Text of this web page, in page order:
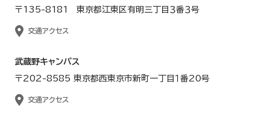
〒135-8181 東京都江東区有明三丁目３番３号
交通アクセス
武蔵野キャンパス
〒202-8585 東京都西東京市新町一丁目１番20号
交通アクセス